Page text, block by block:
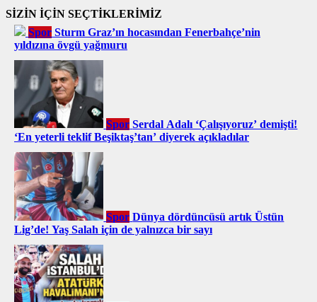
SİZİN İÇİN SEÇTİKLERİMİZ
Spor Sturm Graz’ın hocasından Fenerbahçe’nin
yıldızına övgü yağmuru
Spor Serdal Adalı ‘Çalışıyoruz’ demişti!
‘En yeterli teklif Beşiktaş’tan’ diyerek açıkladılar
Spor Dünya dördüncüsü artık Üstün
Lig’de! Yaş Salah için de yalnızca bir sayı